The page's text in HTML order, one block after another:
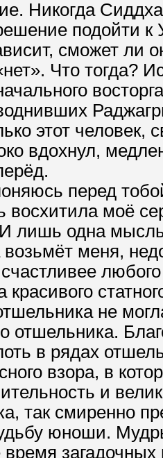
Никогда
подойти
сможет ли
Что тогда?
этот
вдохнул,
перед
восхитила моё
И лишь одна
меня,
красивого
не
отшельника.
в рядах
взора, в
и
так смиренно
юноши.
загадочных